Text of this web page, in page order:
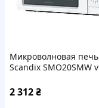
Микроволновая печь
Scandix SMO20SMW v
2 312₴